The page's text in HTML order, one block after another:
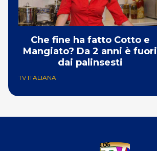
Che fine ha fatto Cotto e
Mangiato? Da 2 anni è fuori
dai palinsesti
TV ITALIANA